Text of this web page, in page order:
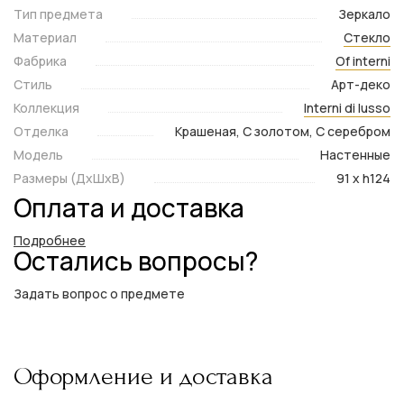
Тип предмета
Зеркало
Материал
Стекло
Фабрика
Of interni
Стиль
Арт-деко
Коллекция
Interni di lusso
Отделка
Крашеная, С золотом, С серебром
Модель
Настенные
Размеры (ДxШxВ)
91 x h124
Оплата и доставка
Подробнее
Остались вопросы?
Задать вопрос о предмете
Оформление и доставка